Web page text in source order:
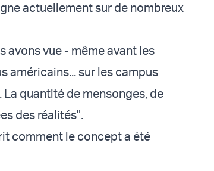
actuellement sur de nombreux
avons vue - même avant les
américains... sur les campus
quantité de mensonges, de
des réalités".
comment le concept a été